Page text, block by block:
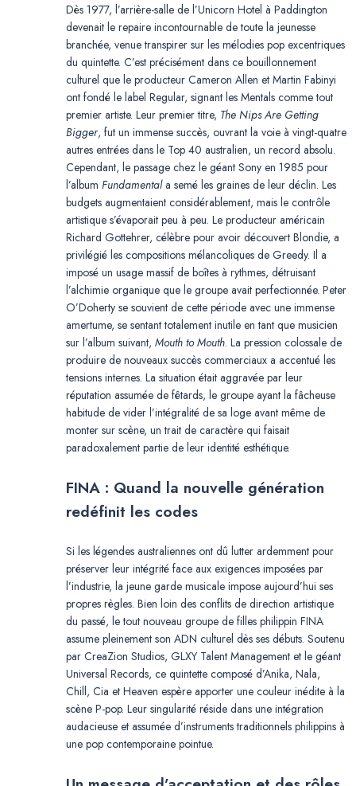
Dès 1977, l’arrière-salle de l’Unicorn Hotel à Paddington
devenait le repaire incontournable de toute la jeunesse
branchée, venue transpirer sur les mélodies pop excentriques
du quintette. C’est précisément dans ce bouillonnement
culturel que le producteur Cameron Allen et Martin Fabinyi
ont fondé le label Regular, signant les Mentals comme tout
premier artiste. Leur premier titre, The Nips Are Getting
Bigger, fut un immense succès, ouvrant la voie à vingt-quatre
autres entrées dans le Top 40 australien, un record absolu.
Cependant, le passage chez le géant Sony en 1985 pour
l’album Fundamentala semé les graines de leur déclin. Les
budgets augmentaient considérablement, mais le contrôle
artistique s’évaporait peu à peu. Le producteur américain
Richard Gottehrer, célèbre pour avoir découvert Blondie, a
privilégié les compositions mélancoliques de Greedy. Il a
imposé un usage massif de boîtes à rythmes, détruisant
l’alchimie organique que le groupe avait perfectionnée. Peter
O’Doherty se souvient de cette période avec une immense
amertume, se sentant totalement inutile en tant que musicien
sur l’album suivant, Mouth to Mouth. La pression colossale de
produire de nouveaux succès commerciaux a accentué les
tensions internes. La situation était aggravée par leur
réputation assumée de fêtards, le groupe ayant la fâcheuse
habitude de vider l’intégralité de sa loge avant même de
monter sur scène, un trait de caractère qui faisait
paradoxalement partie de leur identité esthétique.
FINA : Quand la nouvelle génération
redéfinit les codes
Si les légendes australiennes ont dû lutter ardemment pour
préserver leur intégrité face aux exigences imposées par
l’industrie, la jeune garde musicale impose aujourd’hui ses
propres règles. Bien loin des conflits de direction artistique
du passé, le tout nouveau groupe de filles philippin FINA
assume pleinement son ADN culturel dès ses débuts. Soutenu
par CreaZion Studios, GLXY Talent Management et le géant
Universal Records, ce quintette composé d’Anika, Nala,
Chill, Cia et Heaven espère apporter une couleur inédite à la
scène P-pop. Leur singularité réside dans une intégration
audacieuse et assumée d’instruments traditionnels philippins à
une pop contemporaine pointue.